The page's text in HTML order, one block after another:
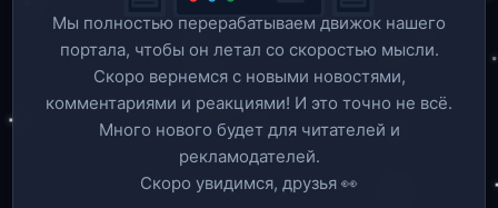
Мы полностью перерабатываем движок нашего
портала, чтобы он летал со скоростью мысли.
Скоро вернемся c новыми новостями,
комментариями и реакциями! И это точно не всё.
Много нового будет для читателей и
рекламодателей.
Скоро увидимся, друзья 👀